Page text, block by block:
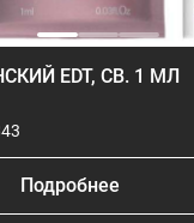
EDT, СВ. 1 МЛ
Подробнее